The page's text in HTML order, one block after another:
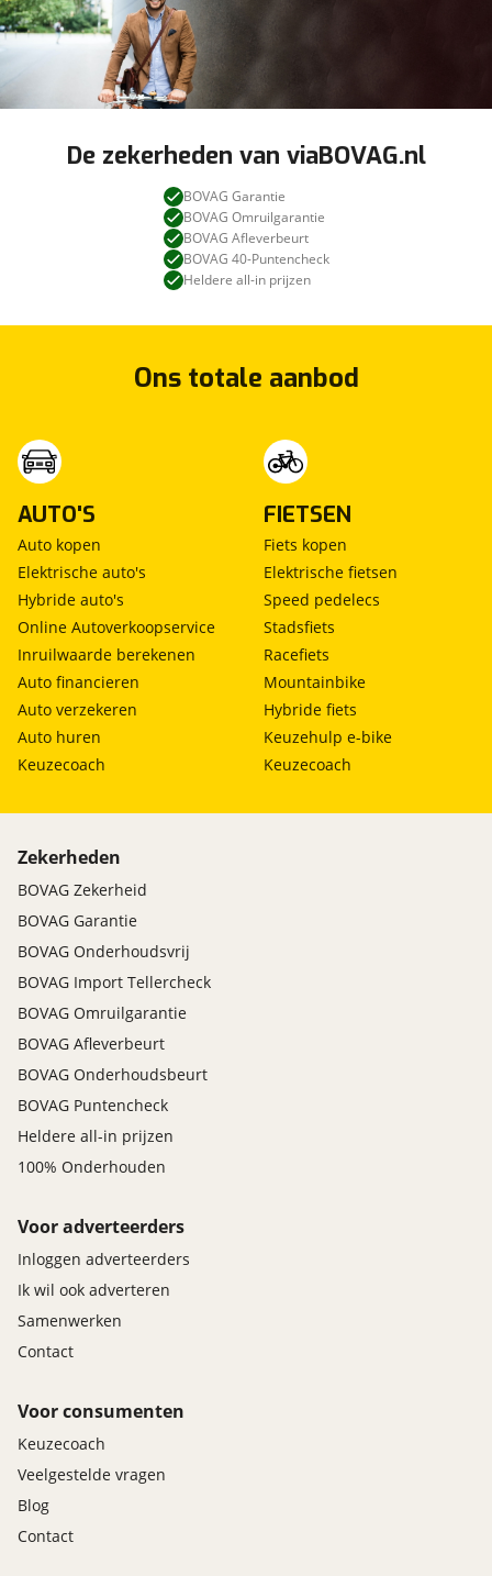
De zekerheden van viaBOVAG.nl
BOVAG Garantie
BOVAG Omruilgarantie
BOVAG Afleverbeurt
BOVAG 40-Puntencheck
Heldere all-in prijzen
Ons totale aanbod
AUTO'S
Auto kopen
Elektrische auto's
Hybride auto's
Online Autoverkoopservice
Inruilwaarde berekenen
Auto financieren
Auto verzekeren
Auto huren
Keuzecoach
FIETSEN
Fiets kopen
Elektrische fietsen
Speed pedelecs
Stadsfiets
Racefiets
Mountainbike
Hybride fiets
Keuzehulp e-bike
Keuzecoach
Zekerheden
BOVAG Zekerheid
BOVAG Garantie
BOVAG Onderhoudsvrij
BOVAG Import Tellercheck
BOVAG Omruilgarantie
BOVAG Afleverbeurt
BOVAG Onderhoudsbeurt
BOVAG Puntencheck
Heldere all-in prijzen
100% Onderhouden
Voor adverteerders
Inloggen adverteerders
Ik wil ook adverteren
Samenwerken
Contact
Voor consumenten
Keuzecoach
Veelgestelde vragen
Blog
Contact